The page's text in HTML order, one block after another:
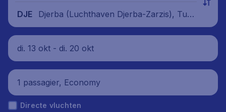
DJE
Djerba (Luchthaven Djerba-Zarzis), Tune
sië
di. 13 okt - di. 20 okt
1 passagier, Economy
Directe vluchten